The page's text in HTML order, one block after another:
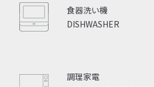
DISHWASHER
食器洗い機
調理家電